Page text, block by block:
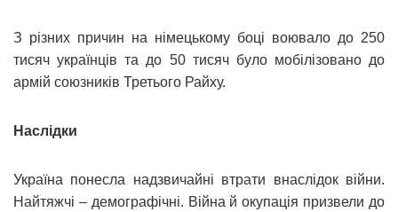
З різних причин на німецькому боці воювало до 250
тисяч українців та до 50 тисяч було мобілізовано до
армій союзників Третього Райху.
Наслідки
Україна понесла надзвичайні втрати внаслідок війни.
Найтяжчі – демографічні. Війна й окупація призвели до